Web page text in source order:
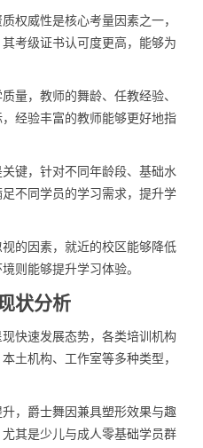
权威性是核心考量因素之一，
考级证书认可度更高，能够为
量，教师的舞龄、任教经验、
经验丰富的教师能够更好地指
键，针对不同年龄段、基础水
不同学员的学习需求，提升学
的因素，就近的校区能够降低
则能够提升学习体验。
状分析
快速发展态势，各类培训机构
土机构、工作室等多种类型，
，爵士舞因兼具塑形效果与趣
其是少儿与成人零基础学员群